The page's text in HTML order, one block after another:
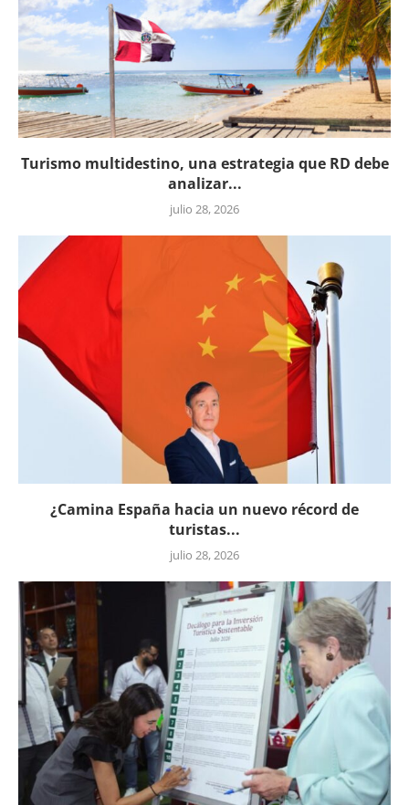
Turismo multidestino, una estrategia que RD debe
analizar...
julio 28, 2026
¿Camina España hacia un nuevo récord de
turistas...
julio 28, 2026